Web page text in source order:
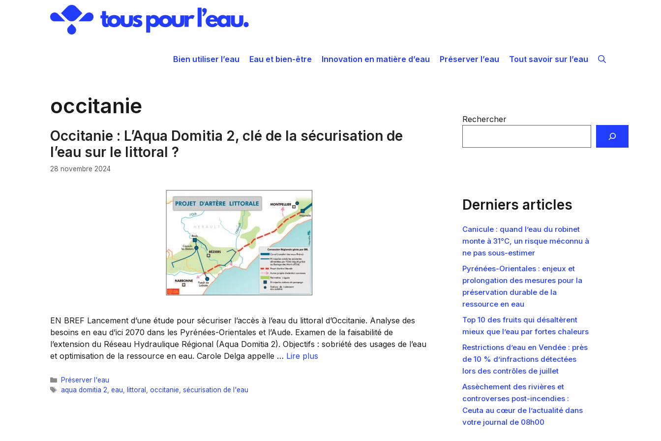
Bien utiliser l’eau Eau et bien-être Innovation en matière d’eau Préserver l’eau Tout savoir sur l’eau
occitanie
Occitanie : L’Aqua Domitia 2, clé de la sécurisation de
l’eau sur le littoral ?
28 novembre 2024
EN BREF Lancement d’une étude pour sécuriser l’accès à l’eau du littoral d’Occitanie. Analyse des
besoins en eau d’ici 2070 dans les Pyrénées-Orientales et l’Aude. Examen de la faisabilité de
l’extension du Réseau Hydraulique Régional (Aqua Domitia 2). Objectifs : sobriété des usages de l’eau
et optimisation de la ressource en eau. Carole Delga appelle … Lire plus
Catégories
Préserver l'eau
Étiquettes
aqua domitia 2 eau littoral occitanie sécurisation de l'eau
Rechercher
Derniers articles
Canicule : quand l’eau du robinet
monte à 31°C, un risque méconnu à
ne pas sous-estimer
Pyrénées-Orientales : enjeux et
prolongation des mesures pour la
préservation durable de la
ressource en eau
Top 10 des fruits qui désaltèrent
mieux que l’eau par fortes chaleurs
Restrictions d’eau en Vendée : près
de 10 % d’infractions détectées
lors des contrôles de juillet
Assèchement des rivières et
controverses post-incendies :
Ceuta au cœur de l’actualité dans
votre journal de 08h00